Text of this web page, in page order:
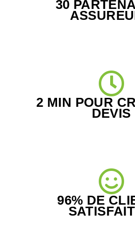
30
2 MIN POUR
DEVIS
96% DE